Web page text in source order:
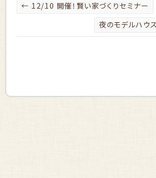
← 12/10 開催！賢い家づくりセミナー
夜のモデルハウ